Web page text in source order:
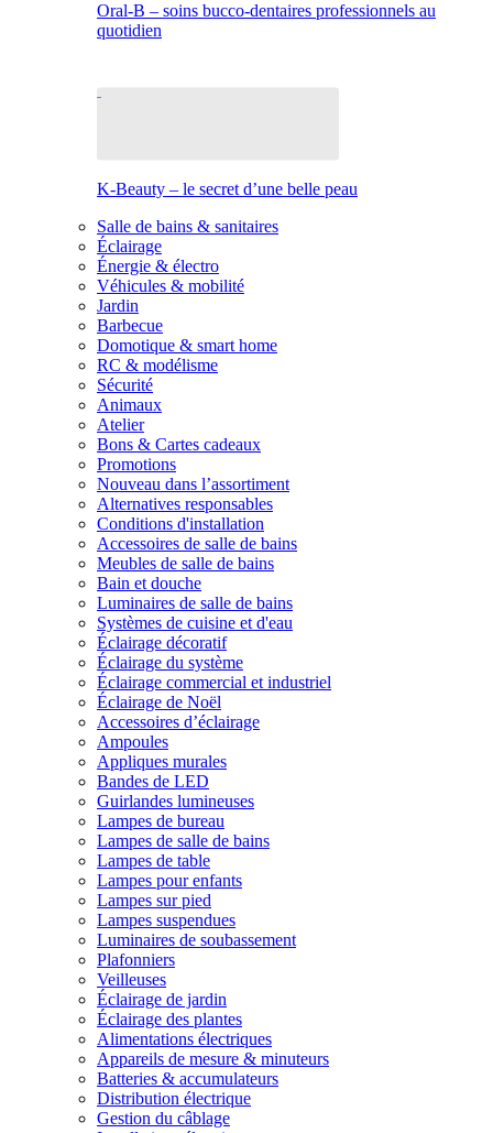
Oral-B – soins bucco-dentaires professionnels au
quotidien
K-Beauty – le secret d’une belle peau
Salle de bains & sanitaires
Éclairage
Énergie & électro
Véhicules & mobilité
Jardin
Barbecue
Domotique & smart home
RC & modélisme
Sécurité
Animaux
Atelier
Bons & Cartes cadeaux
Promotions
Nouveau dans l’assortiment
Alternatives responsables
Conditions d'installation
Accessoires de salle de bains
Meubles de salle de bains
Bain et douche
Luminaires de salle de bains
Systèmes de cuisine et d'eau
Éclairage décoratif
Éclairage du système
Éclairage commercial et industriel
Éclairage de Noël
Accessoires d’éclairage
Ampoules
Appliques murales
Bandes de LED
Guirlandes lumineuses
Lampes de bureau
Lampes de salle de bains
Lampes de table
Lampes pour enfants
Lampes sur pied
Lampes suspendues
Luminaires de soubassement
Plafonniers
Veilleuses
Éclairage de jardin
Éclairage des plantes
Alimentations électriques
Appareils de mesure & minuteurs
Batteries & accumulateurs
Distribution électrique
Gestion du câblage